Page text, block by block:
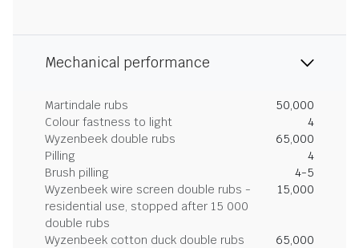
Mechanical performance
Martindale rubs
50,000
Colour fastness to light
4
Wyzenbeek double rubs
65,000
Pilling
4
Brush pilling
4-5
Wyzenbeek wire screen double rubs -
residential use, stopped after 15 000
double rubs
15,000
Wyzenbeek cotton duck double rubs
65,000